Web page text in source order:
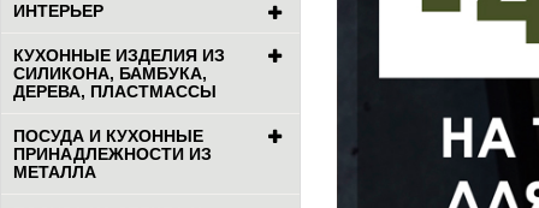
ИНТЕРЬЕР
КУХОННЫЕ ИЗДЕЛИЯ ИЗ
СИЛИКОНА, БАМБУКА,
ДЕРЕВА, ПЛАСТМАССЫ
ПОСУДА И КУХОННЫЕ
ПРИНАДЛЕЖНОСТИ ИЗ
МЕТАЛЛА